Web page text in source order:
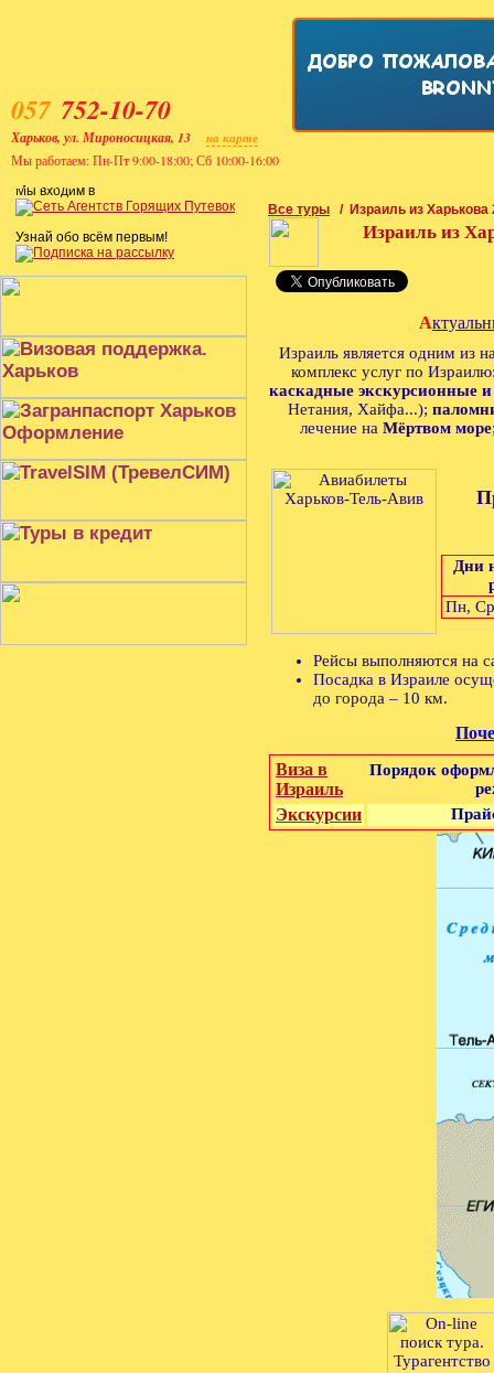
057 752-10-70
Харьков, ул. Мироносицкая, 13 на карте
Мы работаем: Пн-Пт 9:00-18:00; Сб 10:00-16:00
Главная
Мы входим в
Узнай обо всём первым!
Все туры / Израиль из Харькова
Израиль из
А
Израиль является одним из
комплекс услуг по
каскадные экскурсионные
Нетания, Хайфа...);
лечение наМёртвом море
Дни
Пн,
Рейсы выполняются на
Посадка в Израиле
до города – 10 км.
Виза в
Израиль
Порядок
Экскурсии